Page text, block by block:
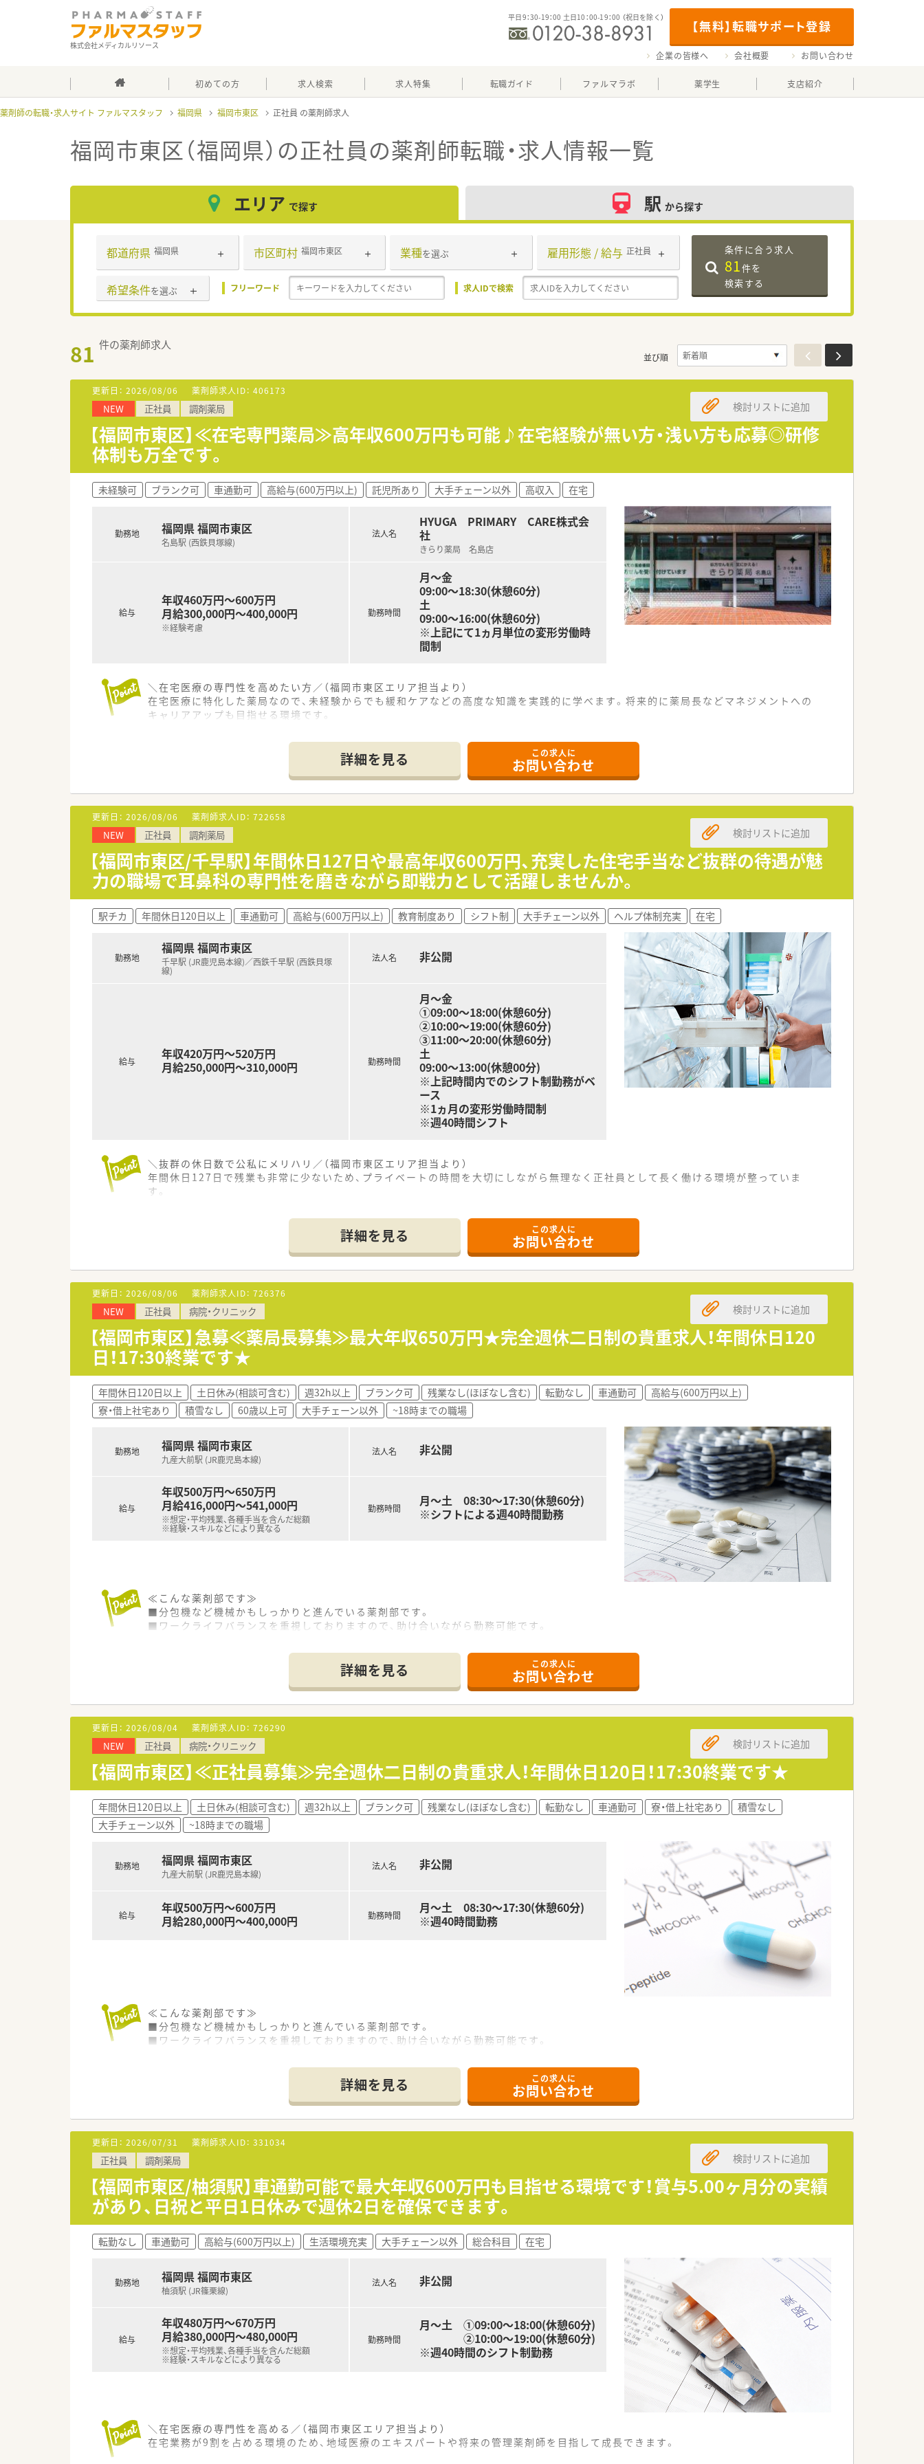
株式会社メディカルリソース
【無料】転職サポート登録
平日9：30-19：00 土日10：00-19：00 （祝日を除く）
企業の皆様へ 会社概要 お問い合わせ
初めての方 求人検索 求人特集 転職ガイド ファルマラボ 薬学生 支店紹介
薬剤師の転職・求人サイト ファルマスタッフ 福岡県 福岡市東区 正社員
福岡市東区（福岡県）の正社員の薬剤師転職・求人情報一覧
エリア で探す 駅 から探す
都道府県 福岡県 市区町村 福岡市東区 業種を選ぶ 雇用形態 / 給与 正社員
希望条件を選ぶ フリーワード 求人IDで検索
条件に合う求人
81件を
検索する
81 件の薬剤師求人
並び順
更新日： 2026/08/06 薬剤師求人ID： 406173
NEW 正社員 調剤薬局
【福岡市東区】≪在宅専門薬局≫高年収600万円も可能♪在宅経験が無い方・浅い方も応募◎研修
体制も万全です。
検討リストに追加
未経験可 ブランク可 車通勤可 高給与(600万円以上) 託児所あり 大手チェーン以外 高収入 在宅
勤務地 福岡県 福岡市東区
名島駅 (西鉄貝塚線)
給与
年収460万円～600万円
月給300,000円～400,000円
※経験考慮
法人名
HYUGA PRIMARY CARE株式会
社
きらり薬局 名島店
勤務時間
月～金
09:00～18:30(休憩60分)
土
09:00～16:00(休憩60分)
※上記にて1ヵ月単位の変形労働時
間制
＼在宅医療の専門性を高めたい方／（福岡市東区エリア担当より）
在宅医療に特化した薬局なので、未経験からでも緩和ケアなどの高度な知識を実践的に学べます。将来的に薬局長などマネジメントへの
キャリアアップも目指せる環境です。
【店舗情報と応需状況について】
■最寄りの名島駅から徒歩で4分ほどとアクセスが非常に良く、毎日の通勤に便利な立地環境が整っております。
■近隣の医療機関などから幅広く面で処方箋を応需しており、1日に約40枚ほどの処方箋に対応しております。
■個人宅である居宅や高齢者施設への在宅業務に特化しており、地域医療に深く貢献できるやりがいのある環境です。
【募集背景と求める人物像について】
■現在店舗で活躍中のスタッフの欠員補充に伴い、新たに正社員として一緒に働ける方を急募している状況です。
■業務上でお車の運転が必須条件となるため、日常的に安全運転をされている方を積極的に求めております。
■これからの在宅医療に強い関心があり、患者様のために前向きに日々の業務に取り組める方を歓迎いたします。
【法人特徴について】
■成長市場において上場を果たしている企業が運営しており、安定した経営基盤のもと安心して就業できます。
■自社開発した独自の在宅専用システムを導入しており、現場で働くスタッフの業務負担軽減に努めております。
■社内でのジョブチェンジやライフスタイルに合わせた雇用形態の変更にも柔軟に対応し多様な働き方を支援しております。
【想定される業務内容】
■個人宅や施設への在宅訪問がメイン業務となり、患者様の生活環境に寄り添った丁寧な服薬指導を行います。
■店舗内での調剤や監査業務に加えて、医師や看護師などの多職種と連携しながら最適な医療を提供していただきます。
■専用システムを用いた在宅訪問報告書の作成など、一定のITツールをしっかりと活用した業務も担当いたします。
詳細を見る この求人に
お問い合わせ
更新日： 2026/08/06 薬剤師求人ID： 722658
NEW 正社員 調剤薬局
【福岡市東区/千早駅】年間休日127日や最高年収600万円、充実した住宅手当など抜群の待遇が魅
力の職場で耳鼻科の専門性を磨きながら即戦力として活躍しませんか。
検討リストに追加
駅チカ 年間休日120日以上 車通勤可 高給与(600万円以上) 教育制度あり シフト制 大手チェーン以外 ヘルプ体制充実 在宅
勤務地
福岡県 福岡市東区
千早駅 (JR鹿児島本線)／西鉄千早駅 (西鉄貝塚
線)
給与
年収420万円～520万円
月給250,000円～310,000円
法人名 非公開
勤務時間
月～金
①09:00～18:00(休憩60分)
②10:00～19:00(休憩60分)
③11:00～20:00(休憩60分)
土
09:00～13:00(休憩00分)
※上記時間内でのシフト制勤務がベ
ース
※1ヵ月の変形労働時間制
※週40時間シフト
＼抜群の休日数で公私にメリハリ／（福岡市東区エリア担当より）
年間休日127日で残業も非常に少ないため、プライベートの時間を大切にしながら無理なく正社員として長く働ける環境が整っていま
す。
【店舗情報と応需状況について】
■千早駅から徒歩6分の好立地にあり、同エリアの中で最も新しく非常に綺麗な医療ビル内の店舗です。
■応需科目は半分以上が耳鼻咽喉科となっており、専門性の高い知識を日々の業務で深く学ぶことができます。
■処方箋枚数は1日平均180枚ほどで、近隣の複数クリニックから様々な処方箋を受け付けています。
【募集背景と求める人物像について】
■今回は体制強化に伴う欠員補充の募集であり、調剤業務において即戦力として貢献できる方を求めています。
■外来の患者様が多く比較的スピードが求められるため、周囲と協力しながら手際よく業務を行える方が理想です。
■在宅業務への対応や店舗目標の達成に向けて、前向きに自発的な行動ができるキャリア志向の方を歓迎します。
【法人特徴について】
■全国に多数の店舗を展開する安定した経営基盤を持ち、地域に根差した医療の提供を大切にしている企業です。
■無理な店舗名の変更を伴わない店舗展開や、医療モール型の出店など多彩なアプローチで成長を続けています。
■年に1回の自己申告書提出制度があり、職場での悩みや将来のキャリアに関する希望を人事に反映できます。
詳細を見る この求人に
お問い合わせ
更新日： 2026/08/06 薬剤師求人ID： 726376
NEW 正社員 病院・クリニック
【福岡市東区】急募≪薬局長募集≫最大年収650万円★完全週休二日制の貴重求人！年間休日120
日！17:30終業です★
検討リストに追加
年間休日120日以上 土日休み(相談可含む) 週32h以上 ブランク可 残業なし(ほぼなし含む) 転勤なし 車通勤可
高給与(600万円以上)
寮・借上社宅あり
積雪なし 60歳以上可 大手チェーン以外 ~18時までの職場
勤務地 福岡県 福岡市東区
九産大前駅 (JR鹿児島本線)
給与
年収500万円～650万円
月給416,000円～541,000円
※想定・平均残業、各種手当を含んだ総額
※経験・スキルなどにより異なる
法人名 非公開
勤務時間
月～土 08:30～17:30(休憩60分)
※シフトによる週40時間勤務
≪こんな薬剤部です≫
■分包機など機械かもしっかりと進んでいる薬剤部です。
■ワークライフバランスを重視しておりますので、助け合いながら勤務可能です。
■患者様は認知症の患者様が多く、老老介護の方も多いです。
■2,000年よりうつ病、神経症、老年期の精神医療を中心に診療を行って参りました。
■退院後の方々のために、施設を併設して地域に根ざした医療を続けております。
■2020年には、より良い入院環境の提供のため、本館の改築と新病棟を増築いたしました。
詳細を見る この求人に
お問い合わせ
更新日： 2026/08/04 薬剤師求人ID： 726290
NEW 正社員 病院・クリニック
【福岡市東区】≪正社員募集≫完全週休二日制の貴重求人！年間休日120日！17:30終業です★
検討リストに追加
年間休日120日以上 土日休み(相談可含む) 週32h以上 ブランク可 残業なし(ほぼなし含む) 転勤なし 車通勤可 寮・借上社宅あり
積雪なし
大手チェーン以外
~18時までの職場
勤務地 福岡県 福岡市東区
九産大前駅 (JR鹿児島本線)
給与
年収500万円～600万円
月給280,000円～400,000円
法人名 非公開
勤務時間
月～土 08:30～17:30(休憩60分)
※週40時間勤務
≪こんな薬剤部です≫
■分包機など機械かもしっかりと進んでいる薬剤部です。
■ワークライフバランスを重視しておりますので、助け合いながら勤務可能です。
■患者様は認知症の患者様が多く、老老介護の方も多いです。
■2,000年よりうつ病、神経症、老年期の精神医療を中心に診療を行って参りました。
■退院後の方々のために、施設を併設して地域に根ざした医療を続けております。
■2020年には、より良い入院環境の提供のため、本館の改築と新病棟を増築いたしました。
詳細を見る この求人に
お問い合わせ
更新日： 2026/07/31 薬剤師求人ID： 331034
正社員 調剤薬局
【福岡市東区/柚須駅】車通勤可能で最大年収600万円も目指せる環境です！賞与5.00ヶ月分の実績
があり、日祝と平日1日休みで週休2日を確保できます。
検討リストに追加
転勤なし 車通勤可 高給与(600万円以上) 生活環境充実 大手チェーン以外 総合科目 在宅
勤務地 福岡県 福岡市東区
柚須駅 (JR篠栗線)
給与
年収480万円～670万円
月給380,000円～480,000円
※想定・平均残業、各種手当を含んだ総額
※経験・スキルなどにより異なる
法人名 非公開
勤務時間
月～土 ①09:00～18:00(休憩60分)
②10:00～19:00(休憩60分)
※週40時間のシフト制勤務
＼在宅医療の専門性を高める／（福岡市東区エリア担当より）
在宅業務が9割を占める環境のため、地域医療のエキスパートや将来の管理薬剤師を目指して成長できます。